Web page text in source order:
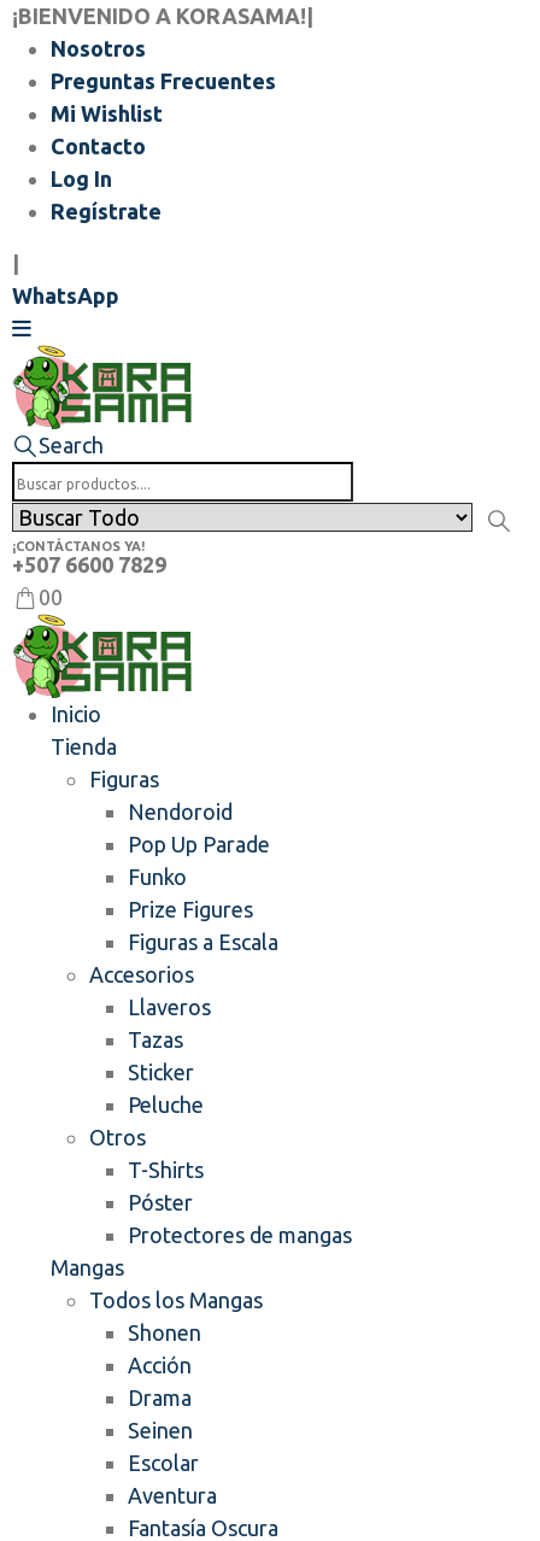
¡BIENVENIDO A KORASAMA!
Nosotros
Preguntas Frecuentes
Mi Wishlist
Contacto
Log In
Regístrate
WhatsApp
Search
¡CONTÁCTANOS YA!
+507 6600 7829
00
Inicio
Tienda
Figuras
Nendoroid
Pop Up Parade
Funko
Prize Figures
Figuras a Escala
Accesorios
Llaveros
Tazas
Sticker
Peluche
Otros
T-Shirts
Póster
Protectores de mangas
Mangas
Todos los Mangas
Shonen
Acción
Drama
Seinen
Escolar
Aventura
Fantasía Oscura